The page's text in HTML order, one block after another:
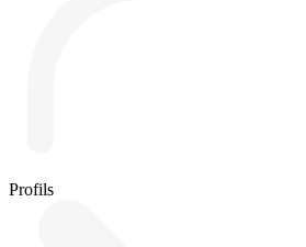
Profils